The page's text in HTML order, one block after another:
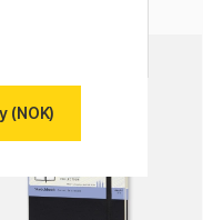
(NOK)